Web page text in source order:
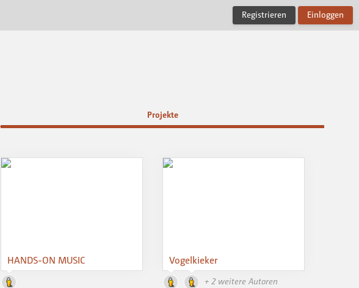
Registrieren Einloggen
Projekte
HANDS-ON MUSIC Vogelkieker
+ 2 weitere Autoren